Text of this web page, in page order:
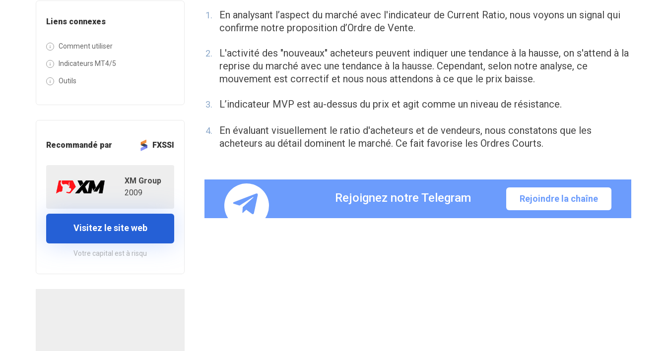
Liens connexes
Comment utiliser
Indicateurs MT4/5
Outils
Recommandé par FXSSI
XM Group
2009
Visitez le site web
Votre capital est à risqu
En analysant l’aspect du marché avec l'indicateur de Current Ratio, nous voyons un signal qui
confirme notre proposition d’Ordre de Vente.
L'activité des "nouveaux" acheteurs peuvent indiquer une tendance à la hausse, on s'attend à la
reprise du marché avec une tendance à la hausse. Cependant, selon notre analyse, ce
mouvement est correctif et nous nous attendons à ce que le prix baisse.
L’indicateur MVP est au-dessus du prix et agit comme un niveau de résistance.
En évaluant visuellement le ratio d'acheteurs et de vendeurs, nous constatons que les
acheteurs au détail dominent le marché. Ce fait favorise les Ordres Courts.
Rejoignez notre Telegram Rejoindre la chaîne